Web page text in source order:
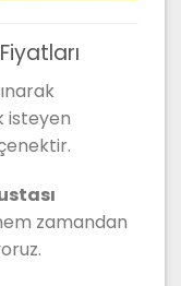
isteyen
zamandan